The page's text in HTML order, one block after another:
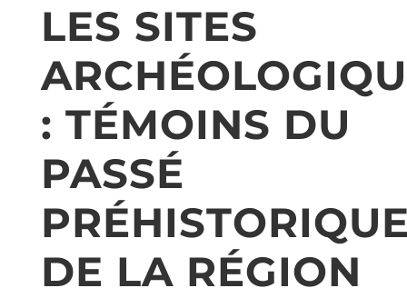
LES SITES
: TÉMOINS DU
PASSÉ
DE LA RÉGION